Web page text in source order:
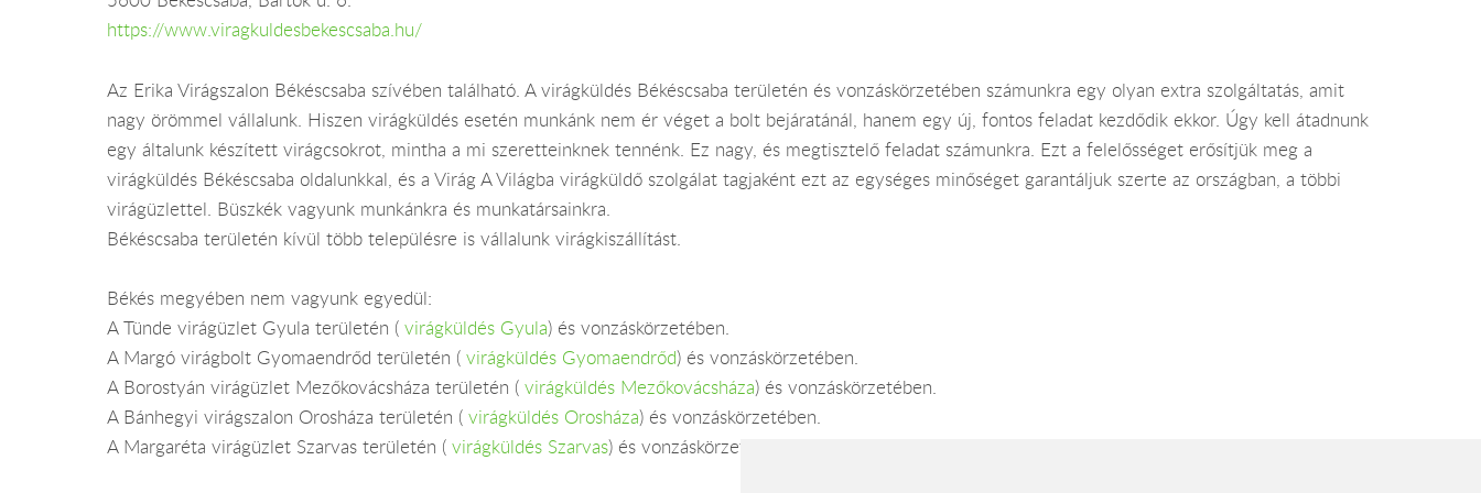
https://www.viragkuldesbekescsaba.hu/
Az Erika Virágszalon Békéscsaba szívében található. A virágküldés Békéscsaba területén és vonzáskörzetében számunkra egy olyan extra szolgáltatás, amit
nagy örömmel vállalunk. Hiszen virágküldés esetén munkánk nem ér véget a bolt bejáratánál, hanem egy új, fontos feladat kezdődik ekkor. Úgy kell átadnunk
egy általunk készített virágcsokrot, mintha a mi szeretteinknek tennénk. Ez nagy, és megtisztelő feladat számunkra. Ezt a felelősséget erősítjük meg a
virágküldés Békéscsaba oldalunkkal, és a Virág A Világba virágküldő szolgálat tagjaként ezt az egységes minőséget garantáljuk szerte az országban, a többi
virágüzlettel. Büszkék vagyunk munkánkra és munkatársainkra.
Békéscsaba területén kívül több településre is vállalunk virágkiszállítást.
Békés megyében nem vagyunk egyedül:
A Tünde virágüzlet Gyula területén ( virágküldés Gyula) és vonzáskörzetében.
A Margó virágbolt Gyomaendrőd területén ( virágküldés Gyomaendrőd) és vonzáskörzetében.
A Borostyán virágüzlet Mezőkovácsháza területén ( virágküldés Mezőkovácsháza) és vonzáskörzetében.
A Bánhegyi virágszalon Orosháza területén ( virágküldés Orosháza) és vonzáskörzetében.
A Margaréta virágüzlet Szarvas területén ( virágküldés Szarvas) és vonzáskörzetében.